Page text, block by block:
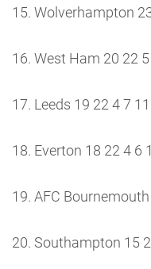
15. Wolverhampton
16. West Ham 20 22
17. Leeds 19 22 4 7
18. Everton 18 22 4 6
19. AFC
20. Southampton 15